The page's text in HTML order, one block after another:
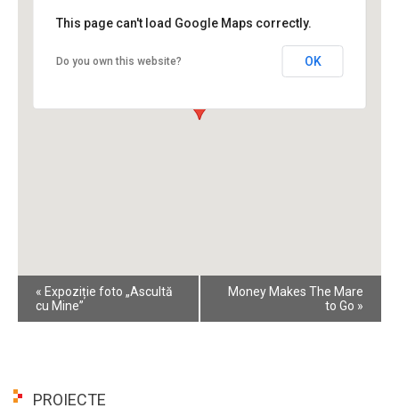
This page can't load Google Maps correctly.
Do you own this website? OK
Event
Navigation
« Expoziție foto „Ascultă
cu Mine”
Money Makes The Mare
to Go »
PROIECTE